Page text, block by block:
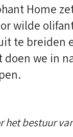
Home
wilde
te breiden
doen we in
bestuur